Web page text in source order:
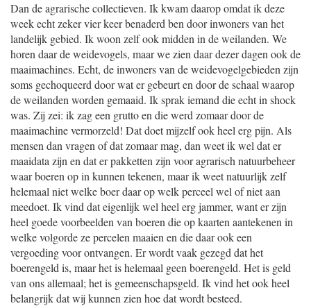
Dan de agrarische collectieven. Ik kwam daarop omdat ik deze
week echt zeker vier keer benaderd ben door inwoners van het
landelijk gebied. Ik woon zelf ook midden in de weilanden. We
horen daar de weidevogels, maar we zien daar dezer dagen ook de
maaimachines. Echt, de inwoners van de weidevogelgebieden zijn
soms gechoqueerd door wat er gebeurt en door de schaal waarop
de weilanden worden gemaaid. Ik sprak iemand die echt in shock
was. Zij zei: ik zag een grutto en die werd zomaar door de
maaimachine vermorzeld! Dat doet mijzelf ook heel erg pijn. Als
mensen dan vragen of dat zomaar mag, dan weet ik wel dat er
maaidata zijn en dat er pakketten zijn voor agrarisch natuurbeheer
waar boeren op in kunnen tekenen, maar ik weet natuurlijk zelf
helemaal niet welke boer daar op welk perceel wel of niet aan
meedoet. Ik vind dat eigenlijk wel heel erg jammer, want er zijn
heel goede voorbeelden van boeren die op kaarten aantekenen in
welke volgorde ze percelen maaien en die daar ook een
vergoeding voor ontvangen. Er wordt vaak gezegd dat het
boerengeld is, maar het is helemaal geen boerengeld. Het is geld
van ons allemaal; het is gemeenschapsgeld. Ik vind het ook heel
belangrijk dat wij kunnen zien hoe dat wordt besteed.